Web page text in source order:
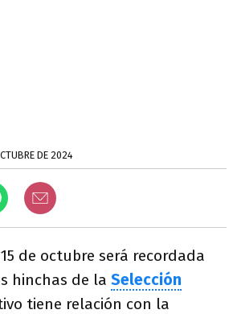
DE 2024
de octubre será recordada
hinchas de la Selección
tiene relación con la